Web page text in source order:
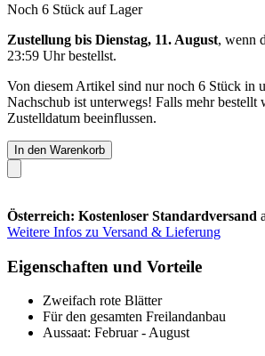
Noch 6 Stück auf Lager
Zustellung bis Dienstag, 11. August, wenn
23:59 Uhrbestellst.
Von diesem Artikel sind nur noch 6 Stück in
Nachschub ist unterwegs! Falls mehr bestellt
Zustelldatum beeinflussen.
In den Warenkorb
Österreich: Kostenloser Standardversand
Weitere Infos zu Versand & Lieferung
Eigenschaften und Vorteile
Zweifach rote Blätter
Für den gesamten Freilandanbau
Aussaat: Februar - August